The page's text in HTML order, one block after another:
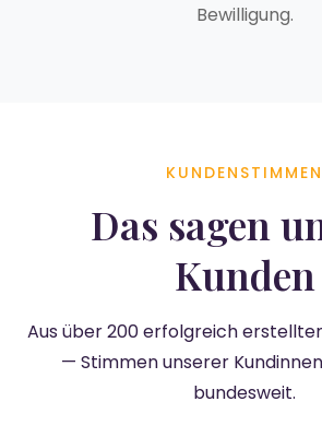
Bewilligung.
KUNDENSTIMMEN
Das sagen
Kunden
Aus über 200 erfolgreich
— Stimmen unserer
bundesweit.